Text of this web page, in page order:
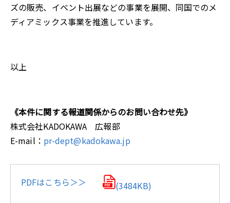
ズの販売、イベント出展などの事業を展開、同国でのメ
ディアミックス事業を推進しています。
以上
《本件に関する報道関係からのお問い合わせ先》
株式会社KADOKAWA 広報部
E-mail： pr-dept@kadokawa.jp
PDFはこちら＞＞ (3484KB)